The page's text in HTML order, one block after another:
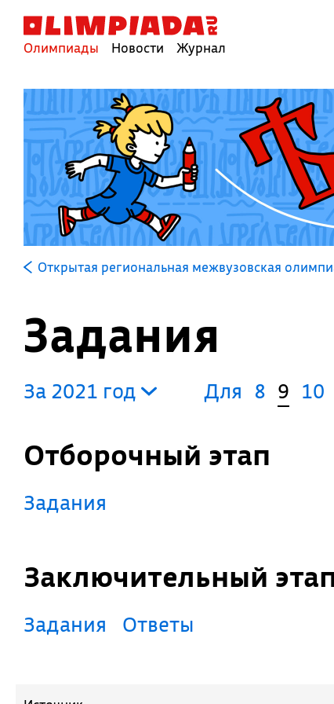
Олимпиады Новости Журнал
Открытая региональная межвузовская
Задания
За 2021 год Для 8 9 10
Отборочный этап
Задания
Заключительный
Задания Ответы